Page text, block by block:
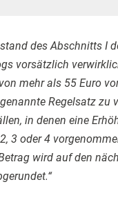
des Abschnitts I
vorsätzlich
mehr als 55 Euro
Regelsatz zu
in denen eine
3 oder 4
wird auf den